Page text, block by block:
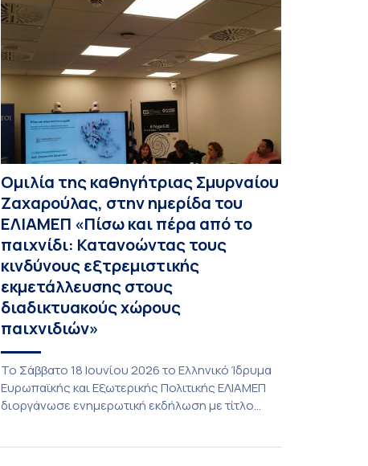
Ομιλία της καθηγήτριας Σμυρναίου
Ζαχαρούλας, στην ημερίδα του
ΕΛΙΑΜΕΠ «Πίσω και πέρα από το
παιχνίδι: Κατανοώντας τους
κινδύνους εξτρεμιστικής
εκμετάλλευσης στους
διαδικτυακούς χώρους
παιχνιδιών»
Το Σάββατο 18 Ιουνίου 2026 το Ελληνικό Ίδρυμα
Ευρωπαϊκής και Εξωτερικής Πολιτικής ΕΛΙΑΜΕΠ
διοργάνωσε ενημερωτική εκδήλωση με τίτλο